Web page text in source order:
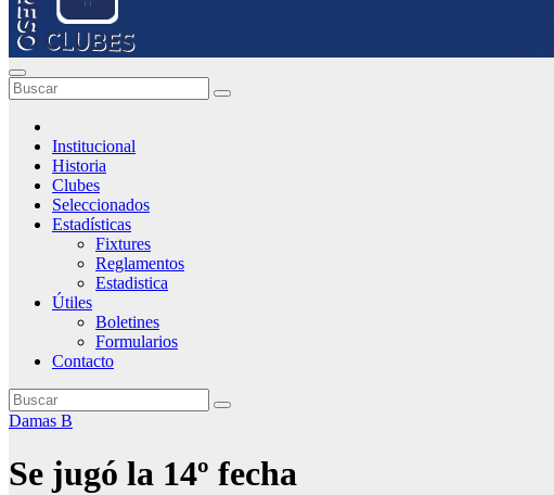
Institucional
Historia
Clubes
Seleccionados
Estadísticas
Fixtures
Reglamentos
Estadistica
Útiles
Boletines
Formularios
Contacto
Damas B
Se jugó la 14º fecha